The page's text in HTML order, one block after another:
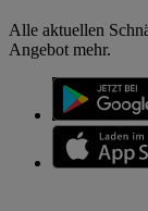
Alle aktuellen
Angebot mehr.